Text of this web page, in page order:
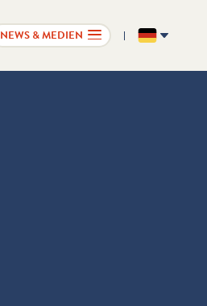
NEWS & MEDIEN DE